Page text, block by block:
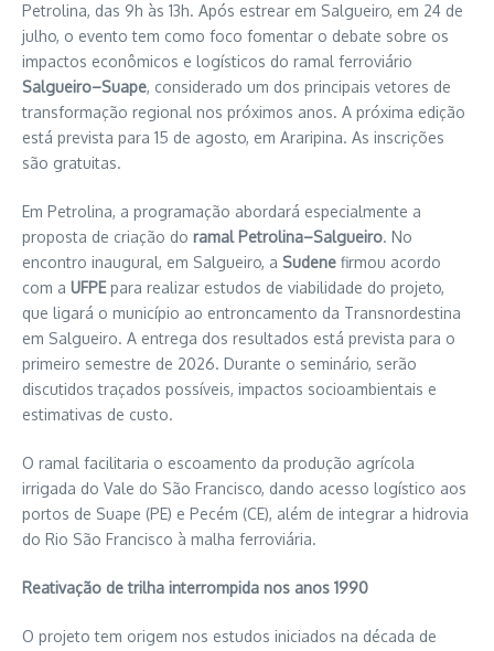
Petrolina, das 9h às 13h. Após estrear em Salgueiro, em 24 de
julho, o evento tem como foco fomentar o debate sobre os
impactos econômicos e logísticos do ramal ferroviário
Salgueiro–Suape, considerado um dos principais vetores de
transformação regional nos próximos anos. A próxima edição
está prevista para 15 de agosto, em Araripina. As inscrições
são gratuitas.
Em Petrolina, a programação abordará especialmente a
proposta de criação do ramal Petrolina–Salgueiro. No
encontro inaugural, em Salgueiro, a Sudene firmou acordo
com a UFPEpara realizar estudos de viabilidade do projeto,
que ligará o município ao entroncamento da Transnordestina
em Salgueiro. A entrega dos resultados está prevista para o
primeiro semestre de 2026. Durante o seminário, serão
discutidos traçados possíveis, impactos socioambientais e
estimativas de custo.
O ramal facilitaria o escoamento da produção agrícola
irrigada do Vale do São Francisco, dando acesso logístico aos
portos de Suape (PE) e Pecém (CE), além de integrar a hidrovia
do Rio São Francisco à malha ferroviária.
Reativação de trilha interrompida nos anos 1990
O projeto tem origem nos estudos iniciados na década de